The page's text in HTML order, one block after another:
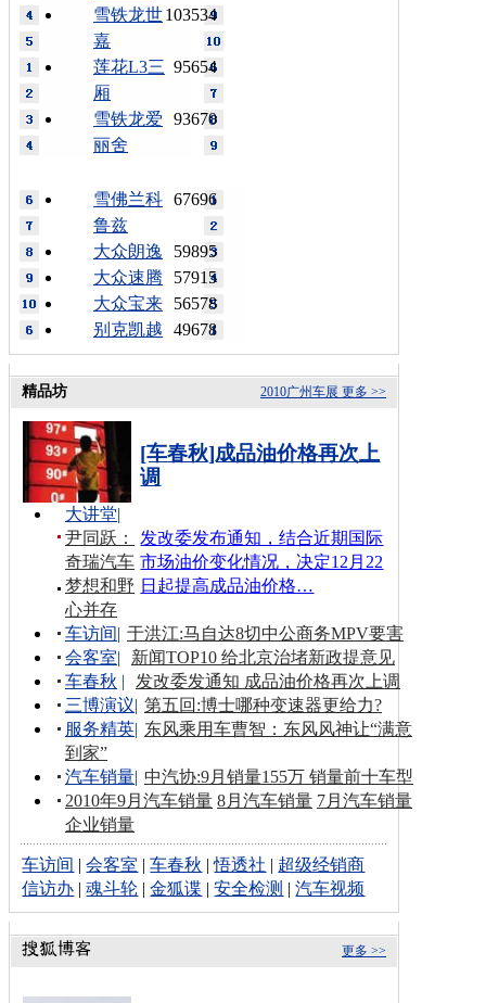
103534
雪铁龙世
嘉
95654
莲花L3三
厢
93670
雪铁龙爱
丽舍
67696
雪佛兰科
鲁兹
59895
大众朗逸
57915
大众速腾
56578
大众宝来
49678
别克凯越
更多 >>
2010广州车展
精品坊
[车春秋]成品油价格再次上
调
发改委发布通知，结合近期国际
市场油价变化情况，决定12月22
日起提高成品油价格…
大讲堂|
尹同跃：
奇瑞汽车
梦想和野
心并存
车访间| 于洪江:马自达8切中公商务MPV要害
会客室|
新闻TOP10 给北京治堵新政提意见
车春秋 |
发改委发通知 成品油价格再次上调
三博演议| 第五回:博士哪种变速器更给力?
服务精英| 东风乘用车曹智：东风风神让“满意
到家”
汽车销量| 中汽协:9月销量155万 销量前十车型
2010年9月汽车销量 8月汽车销量 7月汽车销量
企业销量
车访间 |会客室 |车春秋 |悟透社 | 超级经销商
信访办 |魂斗轮 |金狐谍 |安全检测 |汽车视频
更多 >>